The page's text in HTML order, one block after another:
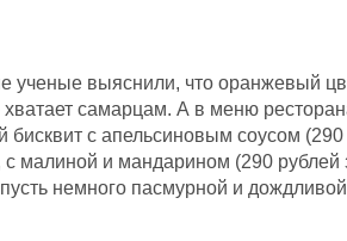
ученые выяснили, что оранжевый
хватает самарцам. А в меню
бисквит с апельсиновым соусом
малиной и мандарином (290
немного пасмурной и